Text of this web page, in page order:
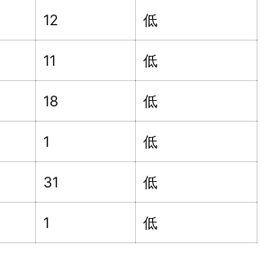
12 低
11 低
18 低
1 低
31 低
1 低